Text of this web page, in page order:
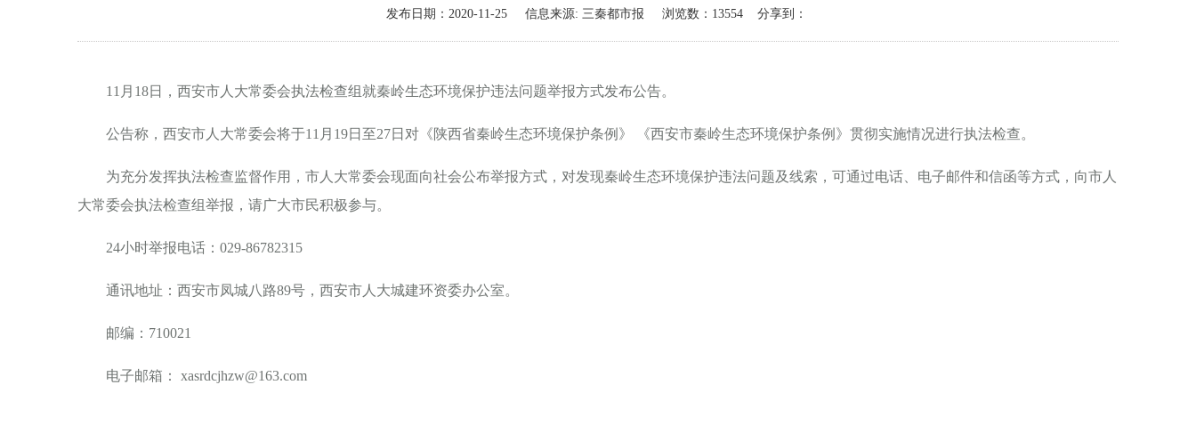
发布日期： 2020-11-25信息来源: 三秦都市报 浏览数： 13554分享到：
11月18日，西安市人大常委会执法检查组就秦岭生态环境保护违法问题举报方式发布公告。
公告称，西安市人大常委会将于11月19日至27日对《陕西省秦岭生态环境保护条例》 《西安市秦岭生态环境保护条例》贯彻实施情况进行执法检查。
为充分发挥执法检查监督作用，市人大常委会现面向社会公布举报方式，对发现秦岭生态环境保护违法问题及线索，可通过电话、电子邮件和信函等方式，向市人
大常委会执法检查组举报，请广大市民积极参与。
24小时举报电话：029-86782315
通讯地址：西安市凤城八路89号，西安市人大城建环资委办公室。
邮编：710021
电子邮箱： xasrdcjhzw@163.com